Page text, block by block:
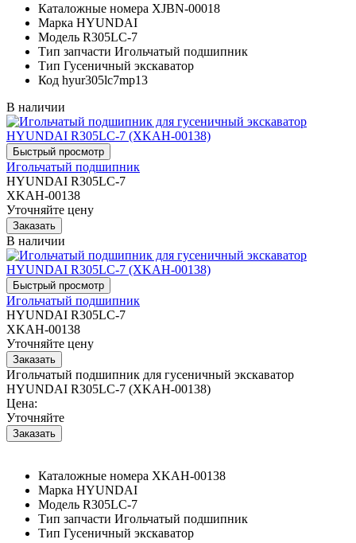
Каталожные номера XJBN-00018
Марка HYUNDAI
Модель R305LC-7
Тип запчасти Игольчатый подшипник
Тип Гусеничный экскаватор
Код hyur305lc7mp13
В наличии
Игольчатый подшипник
HYUNDAI R305LC-7
XKAH-00138
Уточняйте цену
В наличии
Игольчатый подшипник
HYUNDAI R305LC-7
XKAH-00138
Уточняйте цену
Игольчатый подшипник для гусеничный экскаватор
HYUNDAI R305LC-7 (XKAH-00138)
Цена:
Уточняйте
Каталожные номера XKAH-00138
Марка HYUNDAI
Модель R305LC-7
Тип запчасти Игольчатый подшипник
Тип Гусеничный экскаватор